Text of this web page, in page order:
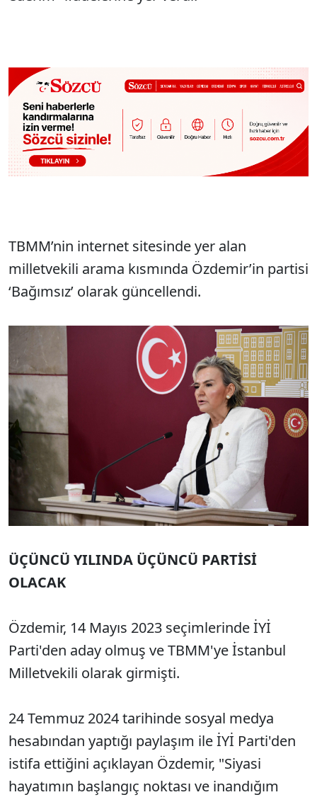
TBMM’nin internet sitesinde yer alan
milletvekili arama kısmında Özdemir’in partisi
‘Bağımsız’ olarak güncellendi.
ÜÇÜNCÜ YILINDA ÜÇÜNCÜ PARTİSİ
OLACAK
Özdemir, 14 Mayıs 2023 seçimlerinde İYİ
Parti'den aday olmuş ve TBMM'ye İstanbul
Milletvekili olarak girmişti.
24 Temmuz 2024 tarihinde sosyal medya
hesabından yaptığı paylaşım ile İYİ Parti'den
istifa ettiğini açıklayan Özdemir, "Siyasi
hayatımın başlangıç noktası ve inandığım